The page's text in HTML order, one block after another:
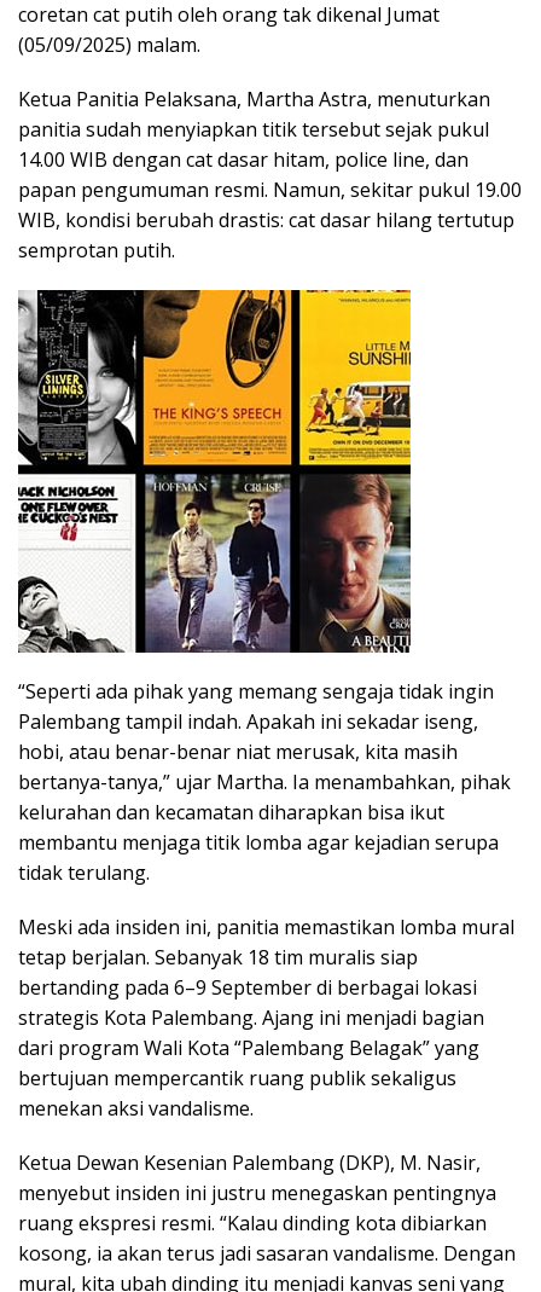
coretan cat putih oleh orang tak dikenal Jumat
(05/09/2025) malam.
Ketua Panitia Pelaksana, Martha Astra, menuturkan
panitia sudah menyiapkan titik tersebut sejak pukul
14.00 WIB dengan cat dasar hitam, police line, dan
papan pengumuman resmi. Namun, sekitar pukul 19.00
WIB, kondisi berubah drastis: cat dasar hilang tertutup
semprotan putih.
“Seperti ada pihak yang memang sengaja tidak ingin
Palembang tampil indah. Apakah ini sekadar iseng,
hobi, atau benar-benar niat merusak, kita masih
bertanya-tanya,” ujar Martha. Ia menambahkan, pihak
kelurahan dan kecamatan diharapkan bisa ikut
membantu menjaga titik lomba agar kejadian serupa
tidak terulang.
Meski ada insiden ini, panitia memastikan lomba mural
tetap berjalan. Sebanyak 18 tim muralis siap
bertanding pada 6–9 September di berbagai lokasi
strategis Kota Palembang. Ajang ini menjadi bagian
dari program Wali Kota “Palembang Belagak” yang
bertujuan mempercantik ruang publik sekaligus
menekan aksi vandalisme.
Ketua Dewan Kesenian Palembang (DKP), M. Nasir,
menyebut insiden ini justru menegaskan pentingnya
ruang ekspresi resmi. “Kalau dinding kota dibiarkan
kosong, ia akan terus jadi sasaran vandalisme. Dengan
mural, kita ubah dinding itu menjadi kanvas seni yang